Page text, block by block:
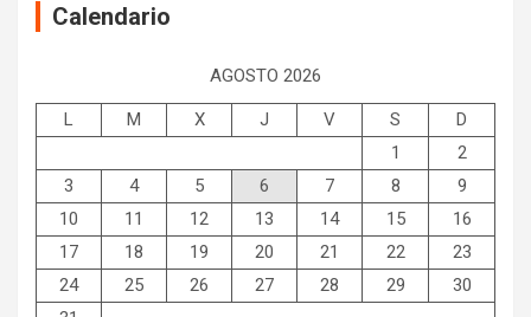
Calendario
AGOSTO 2026
L M X J V S
D
1
2
3
4 5 6 7 8
9
10
11 12 13 14 15
16
17
18 19 20 21 22
23
24
25 26 27 28 29
30